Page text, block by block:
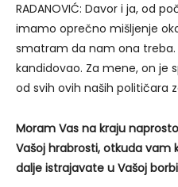
RADANOVIĆ: Davor i ja, od
imamo oprečno mišljenje
smatram da nam ona
kandidovao. Za mene, on je
od svih ovih naših političara
Moram Vas na kraju
Vašoj hrabrosti, otkuda vam
dalje istrajavate u Vašoj